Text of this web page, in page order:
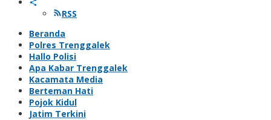
RSS
Beranda
Polres Trenggalek
Hallo Polisi
Apa Kabar Trenggalek
Kacamata Media
Berteman Hati
Pojok Kidul
Jatim Terkini